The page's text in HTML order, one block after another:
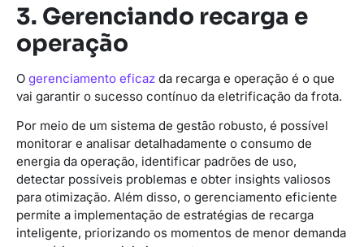
3. Gerenciando recarga e
operação
O gerenciamento eficaz da recarga e operação é o que
vai garantir o sucesso contínuo da eletrificação da frota.
Por meio de um sistema de gestão robusto, é possível
monitorar e analisar detalhadamente o consumo de
energia da operação, identificar padrões de uso,
detectar possíveis problemas e obter insights valiosos
para otimização. Além disso, o gerenciamento eficiente
permite a implementação de estratégias de recarga
inteligente, priorizando os momentos de menor demanda